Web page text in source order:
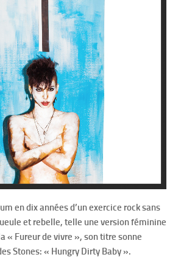
en dix années d’un exercice rock sans
et rebelle, telle une version féminine
« Fureur de vivre », son titre sonne
Stones: « Hungry Dirty Baby ».